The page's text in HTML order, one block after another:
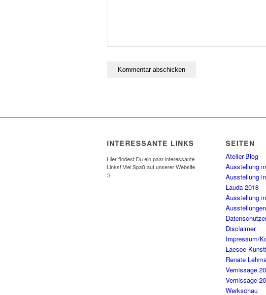
INTERESSANTE LINKS
Hier findest Du ein paar interessante
Links! Viel Spaß auf unserer Website
:)
SEITEN
Atelier-Blog
Ausstellung
Ausstellung
Lauda 2018
Ausstellung
Ausstellungen
Disclaimer
Impressum/
Laesoe
Renate
Vernissage
Vernissage
Werkschau